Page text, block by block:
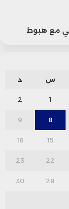
مع هبوط
س د
1
2
8
9
15
16
22
23
29
30